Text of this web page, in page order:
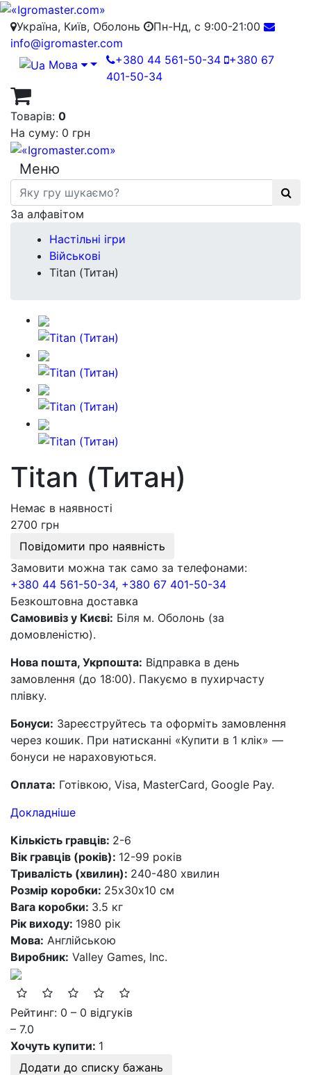
Україна, Київ, Оболонь
Пн-Нд, с 9:00-21:00
info@igromaster.com
Мова
+380 44 561-50-34 +380 67
401-50-34
Товарів: 0
На суму: 0 грн
Меню
За алфавітом
Настільні ігри
Військові
Titan (Титан)
Titan (Титан)
Немає в наявності
2700 грн
Повідомити про наявність
Замовити можна так само за телефонами:
+380 44 561-50-34, +380 67 401-50-34
Безкоштовна доставка
Самовивіз у Києві: Біля м. Оболонь (за
домовленістю).
Нова пошта, Укрпошта: Відправка в день
замовлення (до 18:00). Пакуємо в пухирчасту
плівку.
Бонуси: Зареєструйтесь та оформіть замовлення
через кошик. При натисканні «Купити в 1 клік» —
бонуси не нараховуються.
Оплата: Готівкою, Visa, MasterCard, Google Pay.
Докладніше
Кількість гравців: 2-6
Вік гравців (років): 12-99 років
Тривалість (хвилин): 240-480 хвилин
Розмір коробки: 25х30х10 см
Вага коробки: 3.5 кг
Рік виходу: 1980 рік
Мова: Англійською
Виробник: Valley Games, Inc.
Рейтинг: 0 – 0 відгуків
– 7.0
Хочуть купити: 1
Додати до списку бажань